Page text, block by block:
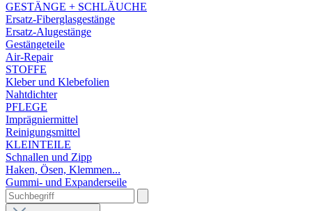
GESTÄNGE + SCHLÄUCHE
Ersatz-Fiberglasgestänge
Ersatz-Alugestänge
Gestängeteile
Air-Repair
STOFFE
Kleber und Klebefolien
Nahtdichter
PFLEGE
Imprägniermittel
Reinigungsmittel
KLEINTEILE
Schnallen und Zipp
Haken, Ösen, Klemmen...
Gummi- und Expanderseile